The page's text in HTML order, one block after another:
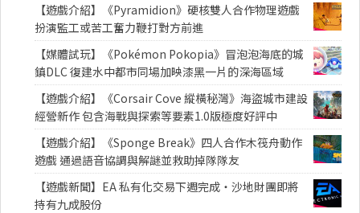
【遊戲介紹】《Pyramidion》硬核雙人合作物理遊戲
扮演監工或苦工奮力鞭打對方前進
【媒體試玩】《Pokémon Pokopia》冒泡泡海底的城
鎮DLC 復建水中都市同場加映漆黑一片的深海區域
【遊戲介紹】《Corsair Cove 縱橫秘灣》海盜城市建設
經營新作 包含海戰與探索等要素1.0版極度好評中
【遊戲介紹】《Sponge Break》四人合作木筏舟動作
遊戲 通過語音協調與解謎並救助掉隊隊友
【遊戲新聞】EA 私有化交易下週完成・沙地財團即將
持有九成股份